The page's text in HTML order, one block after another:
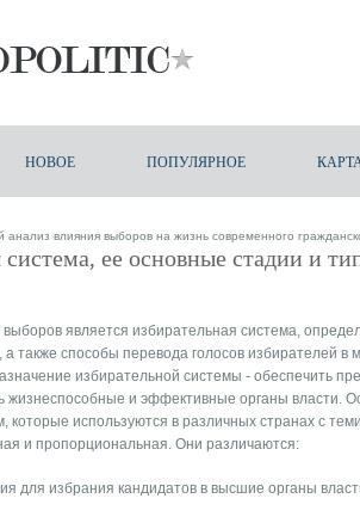
НОВОЕ ПОПУЛЯРНОЕ
анализ влияния выборов на жизнь современного
система, ее основные стадии и
выборов является избирательная система,
а также способы перевода голосов избирателей в
избирательной системы - обеспечить
жизнеспособные и эффективные органы власти.
которые используются в различных странах с
и пропорциональная. Они различаются:
для избрания кандидатов в высшие органы